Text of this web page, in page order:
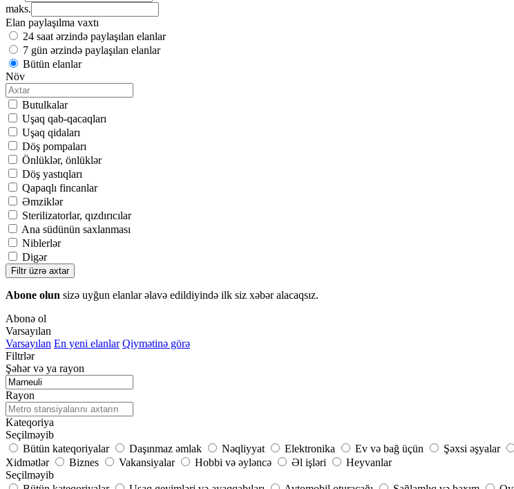
maks.
Elan paylaşılma vaxtı
24 saat ərzində paylaşılan elanlar
7 gün ərzində paylaşılan elanlar
Bütün elanlar
Növ
Butulkalar
Uşaq qab-qacaqları
Uşaq qidaları
Döş pompaları
Önlüklər, önlüklər
Döş yastıqları
Qapaqlı fincanlar
Əmziklər
Sterilizatorlar, qızdırıcılar
Ana südünün saxlanması
Niblerlər
Digər
Filtr üzrə axtar
Abone olun sizə uyğun elanlar əlavə edildiyində ilk siz xəbər alacaqsız.
Abonə ol
Varsayılan
Varsayılan En yeni elanlar Qiymətinə görə
Filtrlər
Şəhər və ya rayon
Rayon
Kateqoriya
Seçilməyib
Bütün kateqoriyalar
Daşınmaz əmlak Nəqliyyat Elektronika Ev və bağ üçün Şəxsi əşyalar
Xidmətlər
Biznes Vakansiyalar Hobbi və əyləncə Əl işləri
Heyvanlar
Seçilməyib